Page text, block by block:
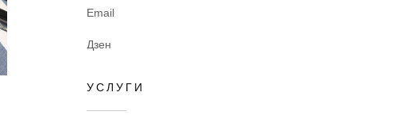
Email
Дзен
УСЛУГИ